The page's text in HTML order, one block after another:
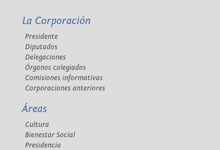
La Corporación
Presidente
Diputados
Delegaciones
Órganos colegiados
Comisiones informativas
Corporaciones anteriores
Áreas
Cultura
Bienestar Social
Presidencia